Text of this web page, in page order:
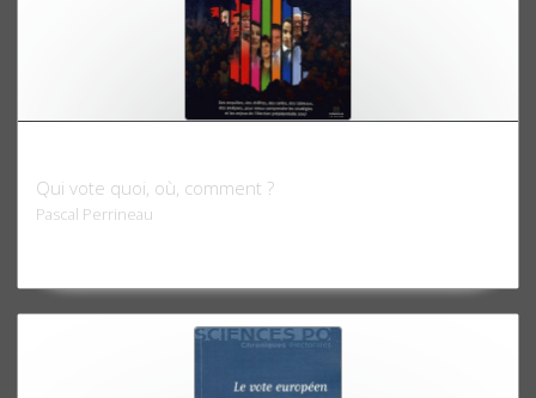
Qui vote quoi, où, comment ?
Pascal Perrineau